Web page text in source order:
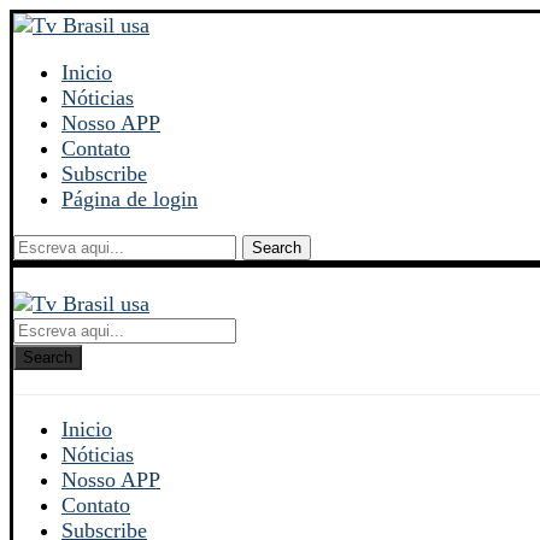
Inicio
Nóticias
Nosso APP
Contato
Subscribe
Página de login
Search
Search
Inicio
Nóticias
Nosso APP
Contato
Subscribe